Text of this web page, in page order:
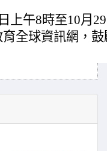
上午8時至10月
全球資訊網，